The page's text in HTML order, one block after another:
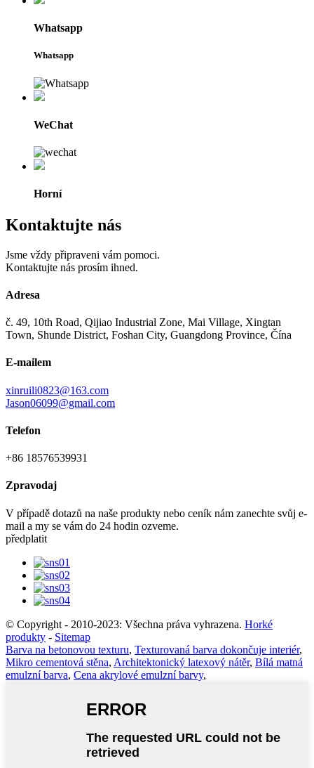
Whatsapp
Whatsapp
WeChat
Horní
Kontaktujte nás
Jsme vždy připraveni vám pomoci.
Kontaktujte nás prosím ihned.
Adresa
č. 49, 10th Road, Qijiao Industrial Zone, Mai Village, Xingtan
Town, Shunde District, Foshan City, Guangdong Province, Čína
E-mailem
xinruili0823@163.com
Jason06099@gmail.com
Telefon
+86 18576539931
Zpravodaj
V případě dotazů na naše produkty nebo ceník nám zanechte svůj e-
mail a my se vám do 24 hodin ozveme.
předplatit
© Copyright - 2010-2023: Všechna práva vyhrazena. Horké
produkty - Sitemap
Barva na betonovou texturu, Texturovaná barva dokončuje interiér,
Mikro cementová stěna, Architektonický latexový nátěr, Bílá matná
emulzní barva, Cena akrylové emulzní barvy,